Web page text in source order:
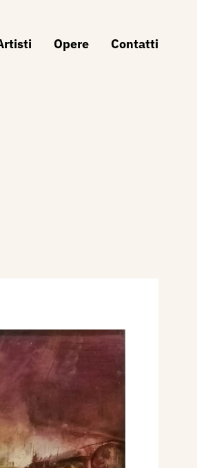
Opere Contatti